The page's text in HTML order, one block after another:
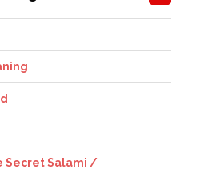
Secret Salami /